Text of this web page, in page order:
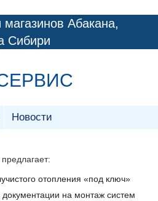
Абакана,
Сибири
Новости
отопления «под ключ»
документации на монтаж систем